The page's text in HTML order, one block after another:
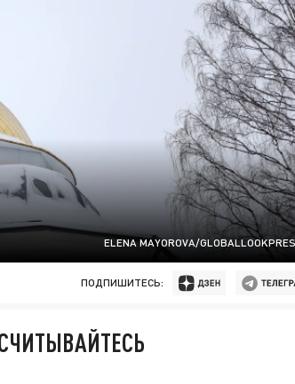
ELENA MAYOROVA/
ПОДПИШИТЕСЬ: